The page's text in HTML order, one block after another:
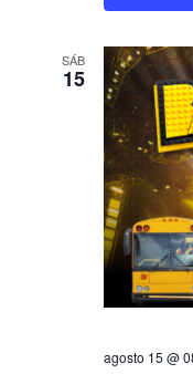
SÁB
15
agosto 15 @